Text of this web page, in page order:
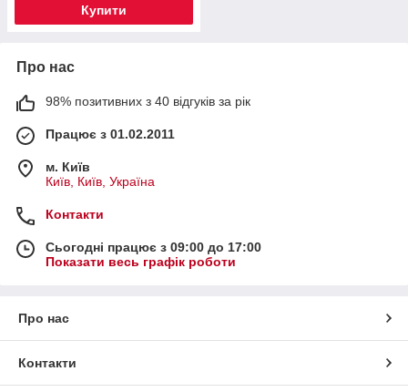
Купити
Про нас
98% позитивних з 40 відгуків за рік
Працює з 01.02.2011
м. Київ
Київ, Київ, Україна
Контакти
Сьогодні працює з 09:00 до 17:00
Показати весь графік роботи
Про нас
Контакти